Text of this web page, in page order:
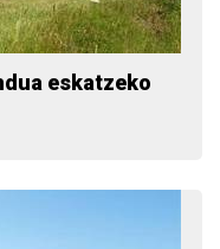
eskatzeko